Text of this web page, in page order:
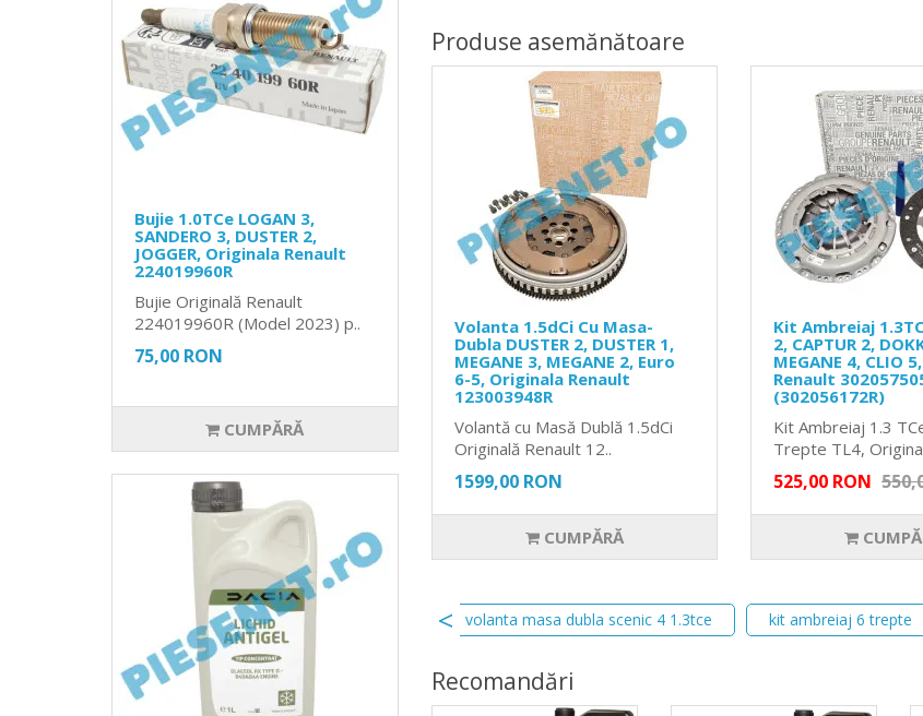
Bujie 1.0TCe LOGAN 3,
SANDERO 3, DUSTER 2,
JOGGER, Originala Renault
224019960R
Bujie Originală Renault
224019960R (Model 2023) p..
75,00 RON
CUMPĂRĂ
Produse asemănătoare
Volanta 1.5dCi Cu Masa-
Dubla DUSTER 2, DUSTER 1,
MEGANE 3, MEGANE 2, Euro
6-5, Originala Renault
123003948R
Volantă cu Masă Dublă 1.5dCi
Originală Renault 12..
1599,00 RON
CUMPĂRĂ
Kit Ambreiaj
2, CAPTUR 2,
MEGANE 4, CLIO
Renault
(302056172R)
Kit Ambreiaj 1.3
Trepte TL4,
525,00 RON
volanta masa dubla talisman 1.3tce volanta masa dubla scenic 4 1.3tce kit ambreiaj 6 trepte
Recomandări